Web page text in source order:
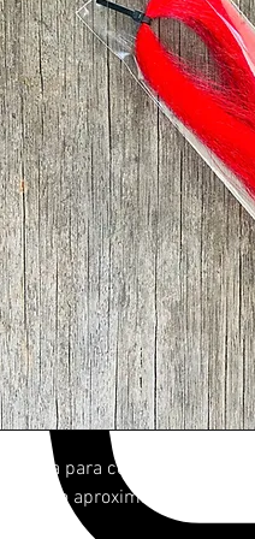
Utilizada para confecção de
Tamanho aproximado 40cm